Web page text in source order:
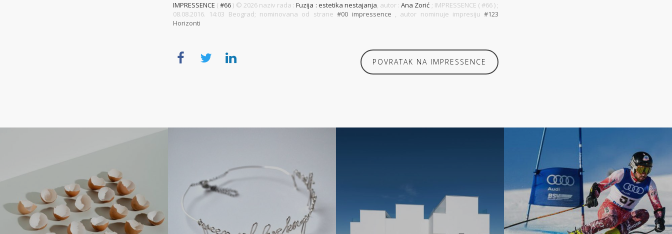
IMPRESSENCE (#66) © 2026 naziv rada :Fuzija : estetika nestajanja, autor :Ana Zorić ; IMPRESSENCE ( #66 ) ;
08.08.2016. 14:03 Beograd; nominovana od strane#00 impressence , autor nominuje impresiju#123
Horizonti
POVRATAK NA IMPRESSENCE